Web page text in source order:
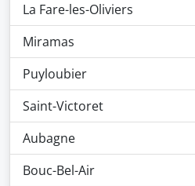
La Fare-les-Oliviers
Miramas
Puyloubier
Saint-Victoret
Aubagne
Bouc-Bel-Air